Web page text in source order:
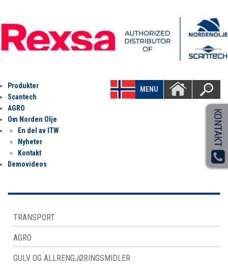
MENU
Produkter
Scantech
AGRO
Om Norden Olje
En del av ITW
Nyheter
Kontakt
Demovideos
TRANSPORT
AGRO
GULV OG ALLRENGJØRINGSMIDLER